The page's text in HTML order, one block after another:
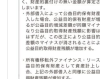
【連載】AI活用のすすめ
【連載】IT実務一問一答